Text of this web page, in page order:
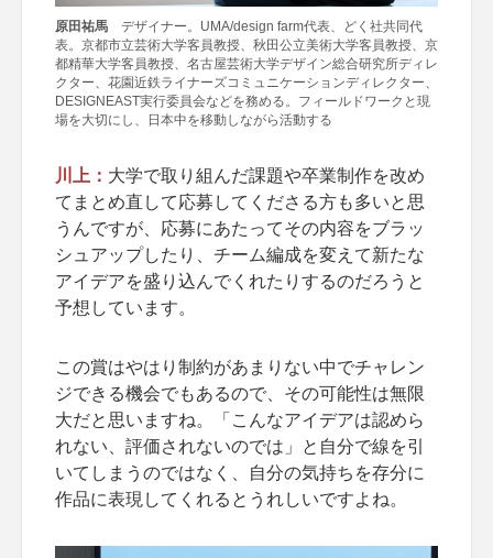
原田祐馬 デザイナー。UMA/design farm代表、どく社共同代
表。京都市立芸術大学客員教授、秋田公立美術大学客員教授、京
都精華大学客員教授、名古屋芸術大学デザイン総合研究所ディレ
クター、花園近鉄ライナーズコミュニケーションディレクター、
DESIGNEAST実行委員会などを務める。フィールドワークと現
場を大切にし、日本中を移動しながら活動する
川上： 大学で取り組んだ課題や卒業制作を改め
てまとめ直して応募してくださる方も多いと思
うんですが、応募にあたってその内容をブラッ
シュアップしたり、チーム編成を変えて新たな
アイデアを盛り込んでくれたりするのだろうと
予想しています。
この賞はやはり制約があまりない中でチャレン
ジできる機会でもあるので、その可能性は無限
大だと思いますね。「こんなアイデアは認めら
れない、評価されないのでは」と自分で線を引
いてしまうのではなく、自分の気持ちを存分に
作品に表現してくれるとうれしいですよね。